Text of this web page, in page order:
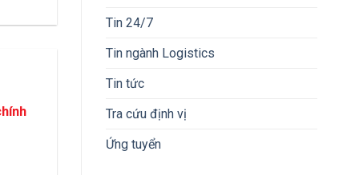
Tin 24/7
Tin ngành Logistics
Tin tức
Tra cứu định vị
Ứng tuyển